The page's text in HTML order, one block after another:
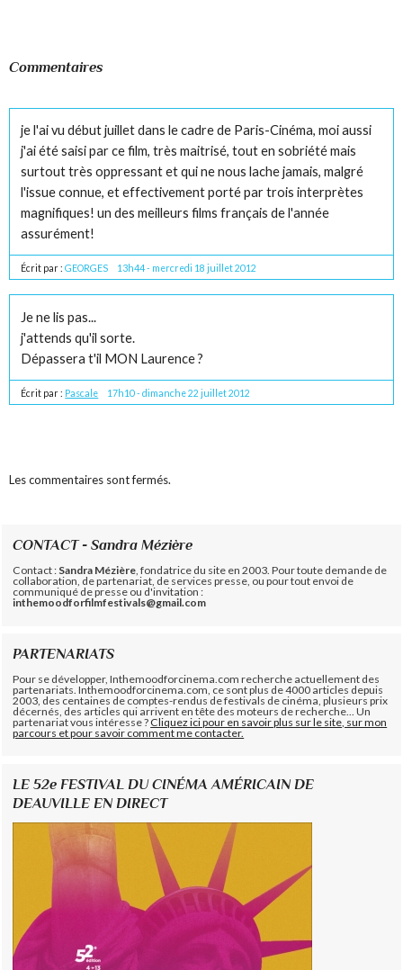
Commentaires
je l'ai vu début juillet dans le cadre de Paris-Cinéma, moi aussi
j'ai été saisi par ce film, très maitrisé, tout en sobriété mais
surtout très oppressant et qui ne nous lache jamais, malgré
l'issue connue, et effectivement porté par trois interprètes
magnifiques! un des meilleurs films français de l'année
assurément!
Écrit par :GEORGES 13h44- mercredi 18 juillet 2012
Je ne lis pas...
j'attends qu'il sorte.
Dépassera t'il MON Laurence ?
Écrit par : Pascale 17h10-dimanche 22 juillet 2012
Les commentaires sont fermés.
CONTACT - Sandra Mézière
Contact : Sandra Mézière , fondatrice du site en 2003. Pour toute demande de
collaboration, de partenariat, de services presse, ou pour tout envoi de
communiqué de presse ou d'invitation :
inthemoodforfilmfestivals@gmail.com
PARTENARIATS
Pour se développer, Inthemoodforcinema.com recherche actuellement des
partenariats. Inthemoodforcinema.com, ce sont plus de 4000 articles depuis
2003, des centaines de comptes-rendus de festivals de cinéma, plusieurs prix
décernés, des articles qui arrivent en tête des moteurs de recherche... Un
partenariat vous intéresse ?Cliquez ici pour en savoir plus sur le site, sur mon
parcours et pour savoir comment me contacter.
LE 52e FESTIVAL DU CINÉMA AMÉRICAIN DE
DEAUVILLE EN DIRECT